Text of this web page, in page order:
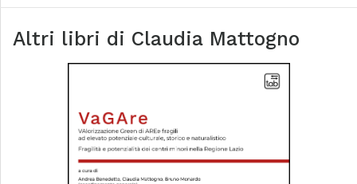
Altri libri di Claudia Mattogno